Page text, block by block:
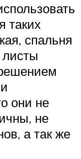
таких
спальня
листы
они не
не
а так же